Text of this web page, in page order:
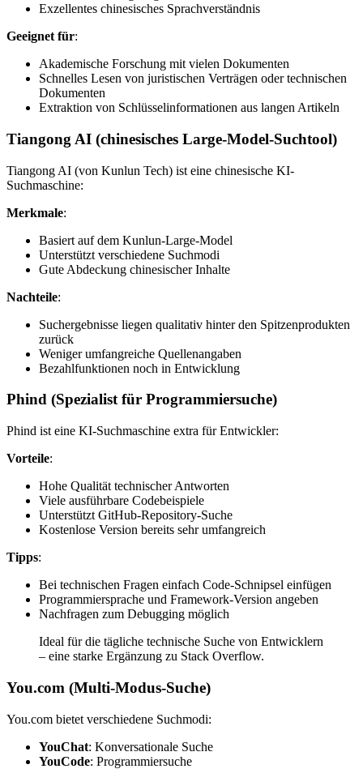
Exzellentes chinesisches Sprachverständnis
Geeignet für:
Akademische Forschung mit vielen Dokumenten
Schnelles Lesen von juristischen Verträgen oder technischen
Dokumenten
Extraktion von Schlüsselinformationen aus langen Artikeln
Tiangong AI (chinesisches Large-Model-Suchtool)
Tiangong AI (von Kunlun Tech) ist eine chinesische KI-
Suchmaschine:
Merkmale:
Basiert auf dem Kunlun-Large-Model
Unterstützt verschiedene Suchmodi
Gute Abdeckung chinesischer Inhalte
Nachteile:
Suchergebnisse liegen qualitativ hinter den Spitzenprodukten
zurück
Weniger umfangreiche Quellenangaben
Bezahlfunktionen noch in Entwicklung
Phind (Spezialist für Programmiersuche)
Phind ist eine KI-Suchmaschine extra für Entwickler:
Vorteile:
Hohe Qualität technischer Antworten
Viele ausführbare Codebeispiele
Unterstützt GitHub-Repository-Suche
Kostenlose Version bereits sehr umfangreich
Tipps:
Bei technischen Fragen einfach Code-Schnipsel einfügen
Programmiersprache und Framework-Version angeben
Nachfragen zum Debugging möglich
Ideal für die tägliche technische Suche von Entwicklern
– eine starke Ergänzung zu Stack Overflow.
You.com (Multi-Modus-Suche)
You.com bietet verschiedene Suchmodi:
YouChat: Konversationale Suche
YouCode: Programmiersuche